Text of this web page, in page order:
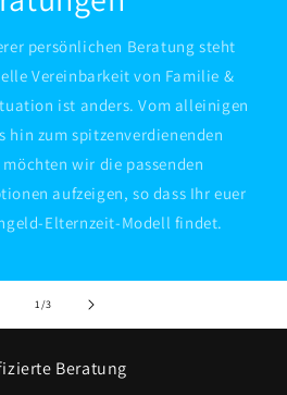
persönlichen Beratung steht
Vereinbarkeit von Familie &
ist anders. Vom alleinigen
hin zum spitzenverdienenden
möchten wir die passenden
aufzeigen, so dass Ihr euer
Elternzeit-Modell findet.
1/von
3
Beratung